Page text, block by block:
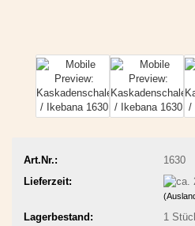
Art.Nr.:
1630
Lieferzeit:
Lagerbestand: 1